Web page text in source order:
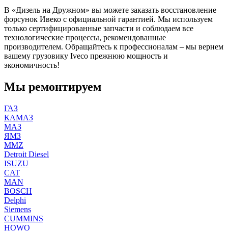
В «Дизель на Дружном» вы можете заказать восстановление
форсунок Ивеко с официальной гарантией. Мы используем
только сертифицированные запчасти и соблюдаем все
технологические процессы, рекомендованные
производителем. Обращайтесь к профессионалам – мы вернем
вашему грузовику Iveco прежнюю мощность и
экономичность!
Мы ремонтируем
ГАЗ
КАМАЗ
МАЗ
ЯМЗ
MMZ
Detroit Diesel
ISUZU
CAT
MAN
BOSCH
Delphi
Siemens
CUMMINS
HOWO